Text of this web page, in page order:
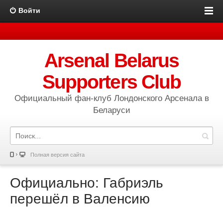
Войти
Arsenal Belarus
Supporters Club
Официальный фан-клуб Лондонского Арсенала в
Беларуси
Полная версия сайта
Официально: Габриэль
перешёл в Валенсию